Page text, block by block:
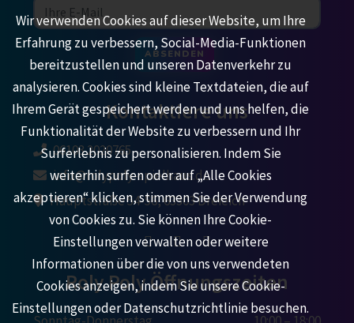
ABSENDEN
Kontaktiere uns
06103 2020765
info@rolypoly-spielhaus.de
Hauptstraße 54-56, 63303 Dreieich
Roly Poly Öffnungszeiten
Wir verwenden Cookies auf dieser Website, um Ihre
Erfahrung zu verbessern, Social-Media-Funktionen
bereitzustellen und unseren Datenverkehr zu
analysieren. Cookies sind kleine Textdateien, die auf
Ihrem Gerät gespeichert werden und uns helfen, die
Funktionalität der Website zu verbessern und Ihr
Surferlebnis zu personalisieren. Indem Sie
weiterhin surfen oder auf „Alle Cookies
akzeptieren“ klicken, stimmen Sie der Verwendung
von Cookies zu. Sie können Ihre Cookie-
Einstellungen verwalten oder weitere
Informationen über die von uns verwendeten
Cookies anzeigen, indem Sie unsere Cookie-
Einstellungen oder Datenschutzrichtlinie besuchen.